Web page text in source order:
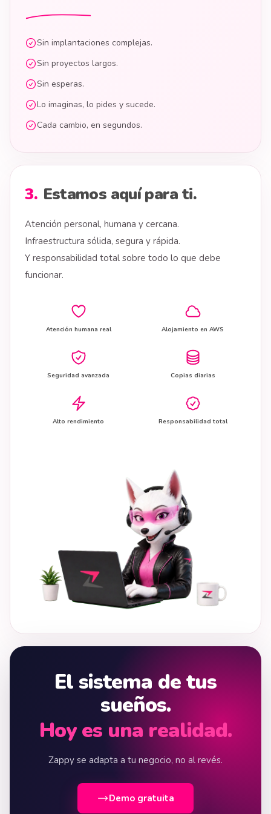
Sin implantaciones complejas.
Sin proyectos largos.
Sin esperas.
Lo imaginas, lo pides y sucede.
Cada cambio, en segundos.
3. Estamos aquí para ti.
Atención personal, humana y cercana.
Infraestructura sólida, segura y rápida.
Y responsabilidad total sobre todo lo que debe
funcionar.
Atención humana real Alojamiento en AWS
Seguridad avanzada Copias diarias
Alto rendimiento Responsabilidad total
El sistema de tus
sueños.
Hoy es una realidad.
Zappy se adapta a tu negocio, no al revés.
Demo gratuita